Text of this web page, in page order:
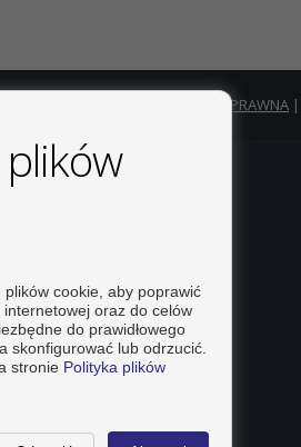
NOTA PRAWNA |
plików cookie, aby poprawić
oraz do celów
do prawidłowego
skonfigurować lub odrzucić.
stronie Polityka plików